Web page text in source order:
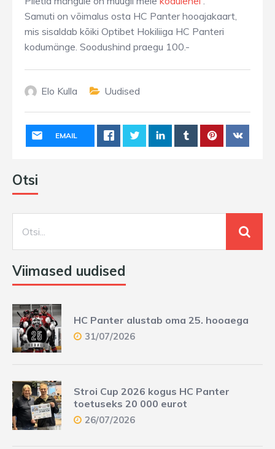
Samuti on võimalus osta HC Panter hooajakaart,
mis sisaldab kõiki Optibet Hokiliiga HC Panteri
kodumänge. Soodushind praegu 100.-
Elo Kulla Uudised
EMAIL
Otsi
Viimased uudised
HC Panter alustab oma 25. hooaega
31/07/2026
Stroi Cup 2026 kogus HC Panter
toetuseks 20 000 eurot
26/07/2026